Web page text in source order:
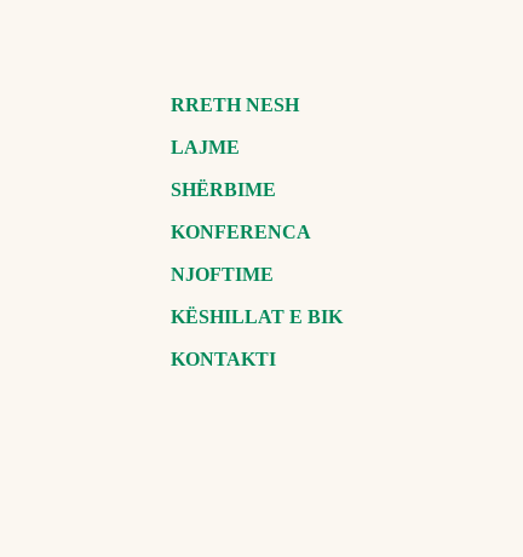
RRETH NESH
LAJME
SHËRBIME
KONFERENCA
NJOFTIME
KËSHILLAT E BIK
KONTAKTI